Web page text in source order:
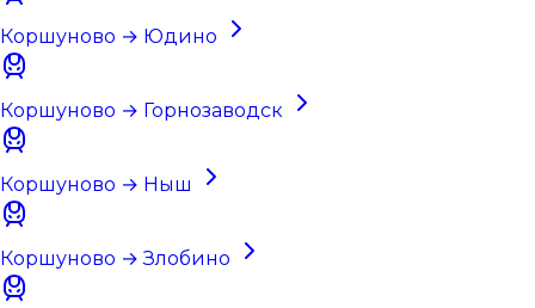
Коршуново → Юдино
Коршуново → Горнозаводск
Коршуново → Ныш
Коршуново → Злобино